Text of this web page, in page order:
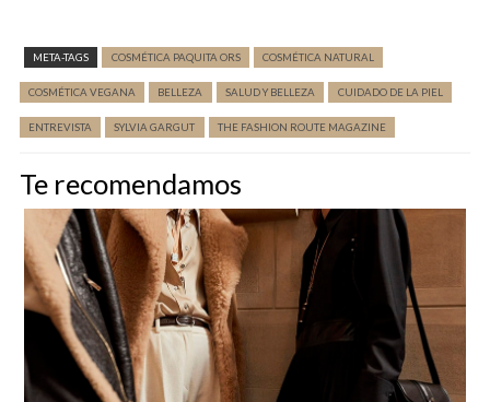
META-TAGS COSMÉTICA PAQUITA ORS COSMÉTICA NATURAL
COSMÉTICA VEGANA BELLEZA SALUD Y BELLEZA CUIDADO DE LA PIEL
ENTREVISTA SYLVIA GARGUT THE FASHION ROUTE MAGAZINE
Te recomendamos